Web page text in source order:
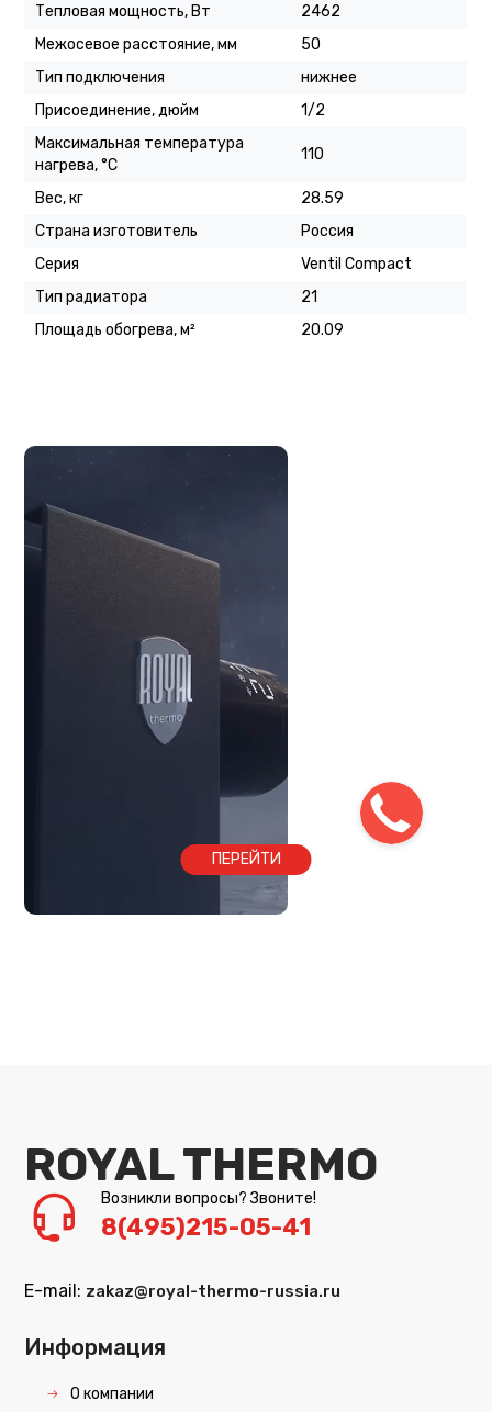
Тепловая мощность, Вт
2462
Межосевое расстояние, мм
50
Тип подключения
нижнее
Присоединение, дюйм
1/2
Максимальная температура
нагрева, °C
110
Вес, кг
28.59
Страна изготовитель
Россия
Серия
Ventil Compact
Тип радиатора
21
Площадь обогрева, м²
20.09
ПЕРЕЙТИ
ROYAL THERMO
Возникли вопросы? Звоните!
8(495)215-05-41
E-mail: zakaz@royal-thermo-russia.ru
Информация
О компании